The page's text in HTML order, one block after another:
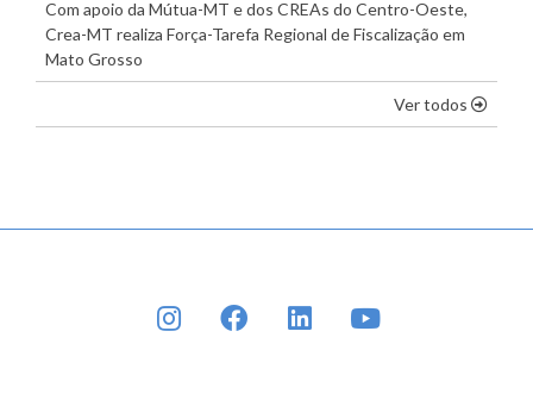
Com apoio da Mútua-MT e dos CREAs do Centro-Oeste,
Crea-MT realiza Força-Tarefa Regional de Fiscalização em
Mato Grosso
Ver todos os
INSTAGRAMFACEBOOKLINKEDIN